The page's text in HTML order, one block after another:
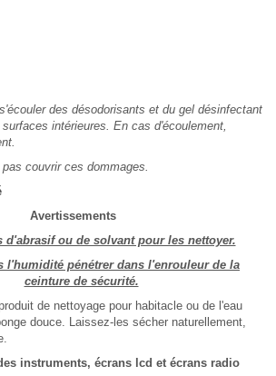
des désodorisants et du gel désinfectant
intérieures. En cas d'écoulement,
couvrir ces dommages.
Avertissements
d'abrasif ou de solvant pour les nettoyer.
l'humidité pénétrer dans l'enrouleur de la
ceinture de sécurité.
de nettoyage pour habitacle ou de l'eau
douce. Laissez-les sécher naturellement,
instruments, écrans lcd et écrans radio